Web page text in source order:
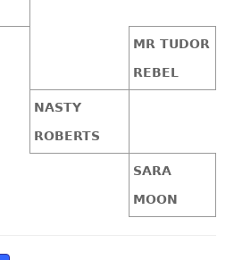
MR TUDOR
REBEL
NASTY
ROBERTS
SARA
MOON